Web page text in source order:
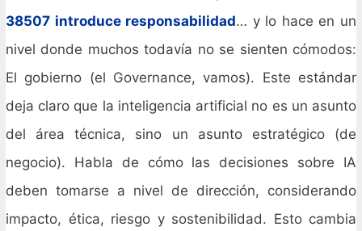
38507 introduce responsabilidad… y lo hace en un
nivel donde muchos todavía no se sienten cómodos:
El gobierno (el Governance, vamos). Este estándar
deja claro que la inteligencia artificial no es un asunto
del área técnica, sino un asunto estratégico (de
negocio). Habla de cómo las decisiones sobre IA
deben tomarse a nivel de dirección, considerando
impacto, ética, riesgo y sostenibilidad. Esto cambia